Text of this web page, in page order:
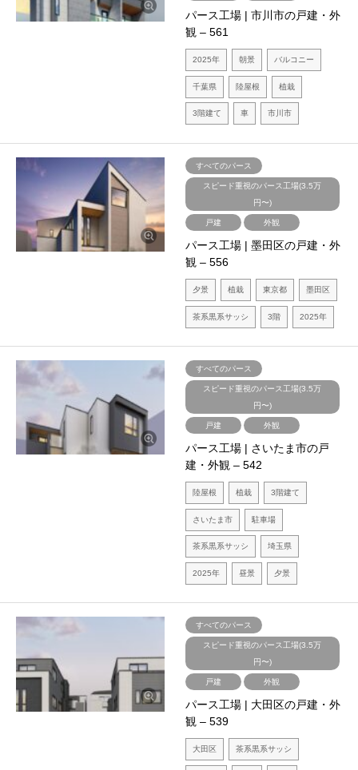
パース工場 | 市川市の戸建・外
観 – 561
2025年 朝景 バルコニー
千葉県 陸屋根 植栽
3階建て 車 市川市
すべてのパース
スピード重視のパース工場(3.5万
円〜)
戸建 外観
パース工場 | 墨田区の戸建・外
観 – 556
夕景 植栽 東京都 墨田区
茶系黒系サッシ 3階 2025年
すべてのパース
スピード重視のパース工場(3.5万
円〜)
戸建 外観
パース工場 | さいたま市の戸
建・外観 – 542
陸屋根 植栽 3階建て
さいたま市 駐車場
茶系黒系サッシ 埼玉県
2025年 昼景 夕景
すべてのパース
スピード重視のパース工場(3.5万
円〜)
戸建 外観
パース工場 | 大田区の戸建・外
観 – 539
大田区 茶系黒系サッシ